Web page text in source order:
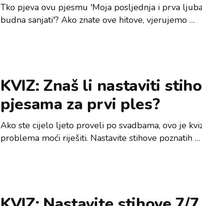
Tko pjeva ovu pjesmu 'Moja posljednja i prva
budna sanjati'? Ako znate ove hitove, vjerujemo …
KVIZ: Znaš li nastaviti
pjesama za prvi ples?
Ako ste cijelo ljeto proveli po svadbama, ovo je
problema moći riješiti. Nastavite stihove poznatih …